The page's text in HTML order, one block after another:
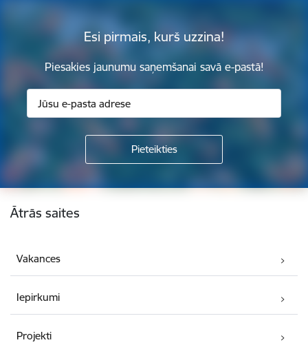
Esi pirmais, kurš uzzina!
Piesakies jaunumu saņemšanai savā e-pastā!
Kājene
Ātrās saites
Vakances
Iepirkumi
Projekti